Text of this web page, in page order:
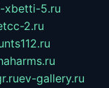
xbetti-5.ru
2.ru
ev-gallery.ru